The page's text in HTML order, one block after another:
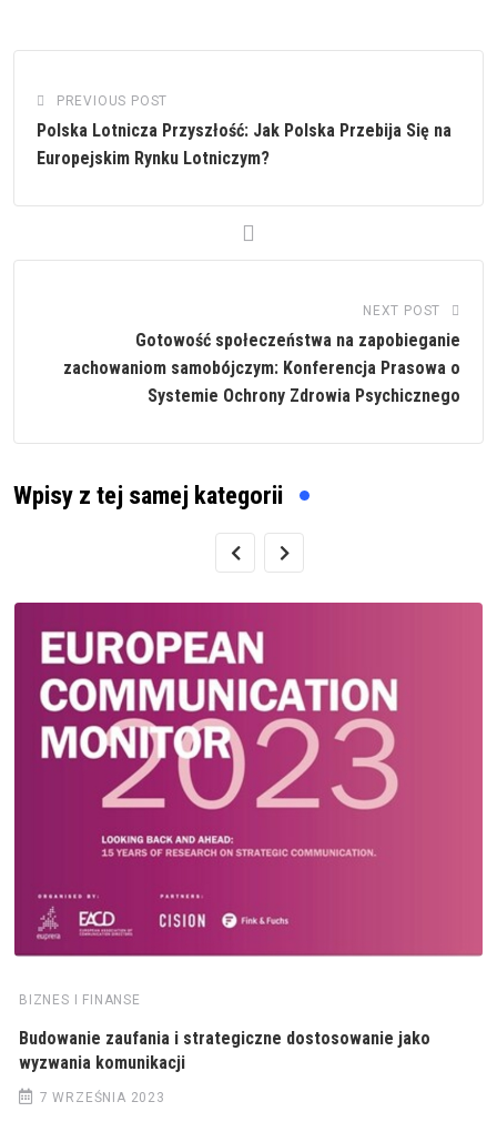
PREVIOUS POST
Polska Lotnicza Przyszłość: Jak Polska Przebija Się na
Europejskim Rynku Lotniczym?
NEXT POST
Gotowość społeczeństwa na zapobieganie
zachowaniom samobójczym: Konferencja Prasowa o
Systemie Ochrony Zdrowia Psychicznego
Wpisy z tej samej kategorii
BIZNES I FINANSE
Budowanie zaufania i strategiczne dostosowanie jako
wyzwania komunikacji
7 WRZEŚNIA 2023